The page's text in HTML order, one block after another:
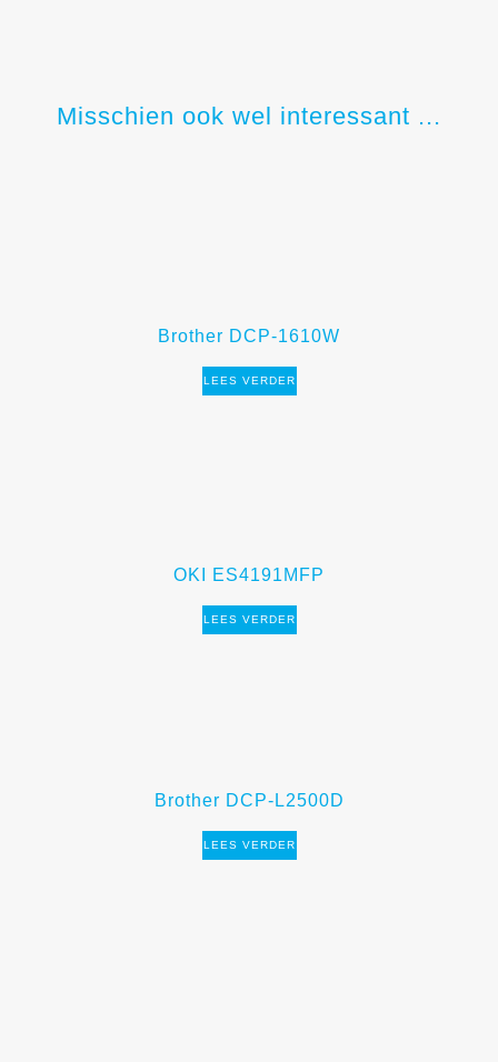
Misschien ook wel interessant ...
Brother DCP-1610W
LEES VERDER
OKI ES4191MFP
LEES VERDER
Brother DCP-L2500D
LEES VERDER